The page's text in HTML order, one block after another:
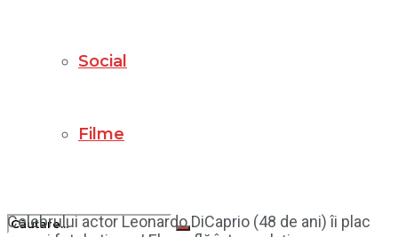
Social
Filme
Celebrului actor Leonardo DiCaprio (48 de ani) îi plac